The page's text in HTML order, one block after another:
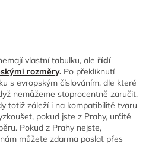
vlastní tabulku, ale řídí
rozměry. Po překliknutí
s evropským číslováním, dle které
nemůžeme stoprocentně zaručit,
totiž záleží i na kompatibilitě tvaru
pokud jste z Prahy, určitě
Pokud z Prahy nejste,
můžete zdarma poslat přes